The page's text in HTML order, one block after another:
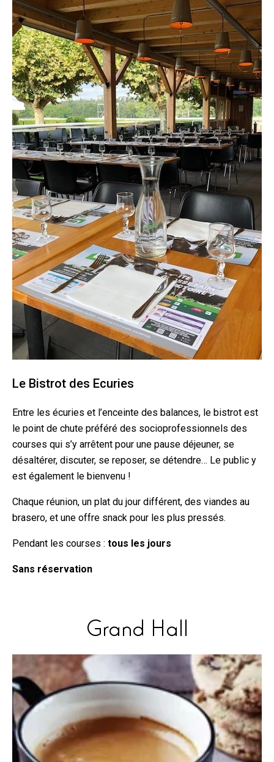
Le Bistrot des Ecuries
Entre les écuries et l’enceinte des balances, le bistrot est
le point de chute préféré des socioprofessionnels des
courses qui s’y arrêtent pour une pause déjeuner, se
désaltérer, discuter, se reposer, se détendre… Le public y
est également le bienvenu !
Chaque réunion, un plat du jour différent, des viandes au
brasero, et une offre snack pour les plus pressés.
Pendant les courses : tous les jours
Sans réservation
Grand Hall